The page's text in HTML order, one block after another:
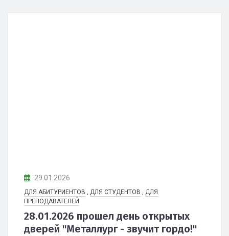
29.01.2026
ДЛЯ АБИТУРИЕНТОВ , ДЛЯ СТУДЕНТОВ , ДЛЯ
ПРЕПОДАВАТЕЛЕЙ
28.01.2026 прошел день открытых
дверей "Металлург - звучит гордо!"